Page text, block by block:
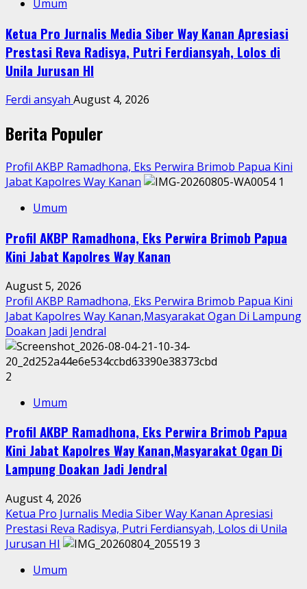
Umum
Ketua Pro Jurnalis Media Siber Way Kanan Apresiasi
Prestasi Reva Radisya, Putri Ferdiansyah, Lolos di
Unila Jurusan HI
Ferdi ansyah August 4, 2026
Berita Populer
Profil AKBP Ramadhona, Eks Perwira Brimob Papua Kini
Jabat Kapolres Way Kanan
1
Umum
Profil AKBP Ramadhona, Eks Perwira Brimob Papua
Kini Jabat Kapolres Way Kanan
August 5, 2026
Profil AKBP Ramadhona, Eks Perwira Brimob Papua Kini
Jabat Kapolres Way Kanan,Masyarakat Ogan Di Lampung
Doakan Jadi Jendral
2
Umum
Profil AKBP Ramadhona, Eks Perwira Brimob Papua
Kini Jabat Kapolres Way Kanan,Masyarakat Ogan Di
Lampung Doakan Jadi Jendral
August 4, 2026
Ketua Pro Jurnalis Media Siber Way Kanan Apresiasi
Prestasi Reva Radisya, Putri Ferdiansyah, Lolos di Unila
Jurusan HI
3
Umum